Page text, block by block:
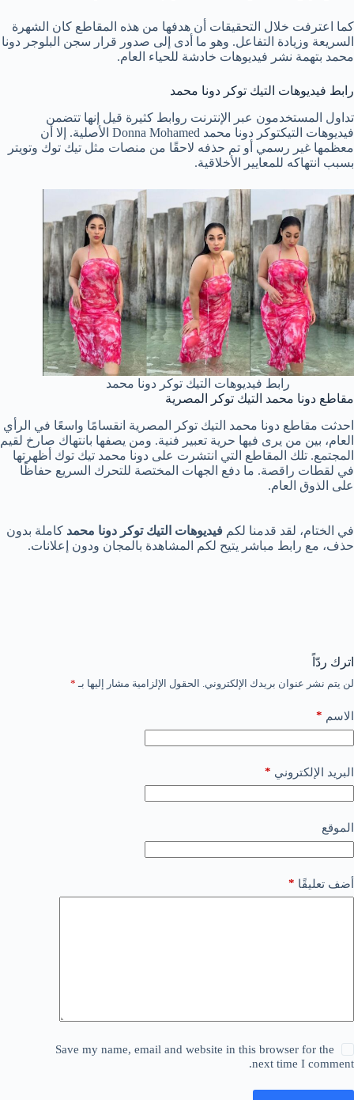
كما اعترفت خلال التحقيقات أن هدفها من هذه المقاطع كان الشهرة
السريعة وزيادة التفاعل. وهو ما أدى إلى صدور قرار سجن البلوجر دونا
محمد بتهمة نشر فيديوهات خادشة للحياء العام.
رابط فيديوهات التيك توكر دونا محمد
تداول المستخدمون عبر الإنترنت روابط كثيرة قيل إنها تتضمن
فيديوهات التيكتوكر دونا محمد Donna Mohamed الأصلية. إلا أن
معظمها غير رسمي أو تم حذفه لاحقًا من منصات مثل تيك توك وتويتر
بسبب انتهاكه للمعايير الأخلاقية.
رابط فيديوهات التيك توكر دونا محمد
مقاطع دونا محمد التيك توكر المصرية
احدثت مقاطع دونا محمد التيك توكر المصرية انقسامًا واسعًا في الرأي
العام، بين من يرى فيها حرية تعبير فنية. ومن يصفها بانتهاك صارخ لقيم
المجتمع. تلك المقاطع التي انتشرت على دونا محمد تيك توك أظهرتها
في لقطات راقصة. ما دفع الجهات المختصة للتحرك السريع حفاظًا
على الذوق العام.
في الختام، لقد قدمنا لكم فيديوهات التيك توكر دونا محمد كاملة بدون
حذف، مع رابط مباشر يتيح لكم المشاهدة بالمجان ودون إعلانات.
اترك ردّاً
لن يتم نشر عنوان بريدك الإلكتروني. الحقول الإلزامية مشار إليها بـ *
الاسم *
البريد الإلكتروني *
الموقع
أضف تعليقًا *
Save my name, email and website in this browser for the
next time I comment.